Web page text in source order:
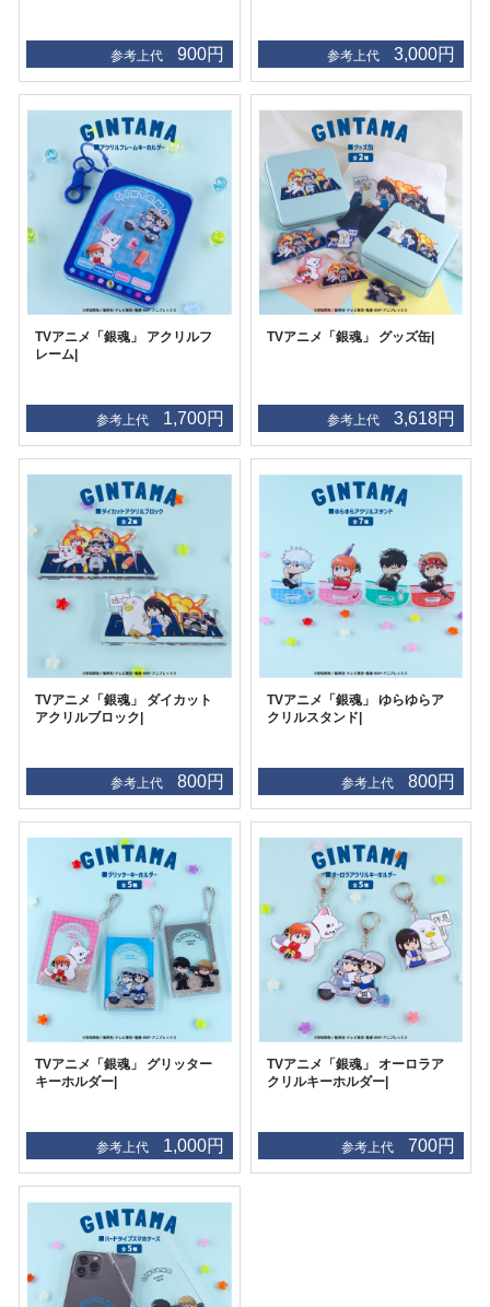
参考上代 900円 参考上代 3,000円
TVアニメ「銀魂」 アクリルフ
レーム|
参考上代 1,700円
TVアニメ「銀魂」 グッズ缶|
参考上代 3,618円
TVアニメ「銀魂」 ダイカット
アクリルブロック|
参考上代 800円
TVアニメ「銀魂」 ゆらゆらア
クリルスタンド|
参考上代 800円
TVアニメ「銀魂」 グリッター
キーホルダー|
参考上代 1,000円
TVアニメ「銀魂」 オーロラア
クリルキーホルダー|
参考上代 700円